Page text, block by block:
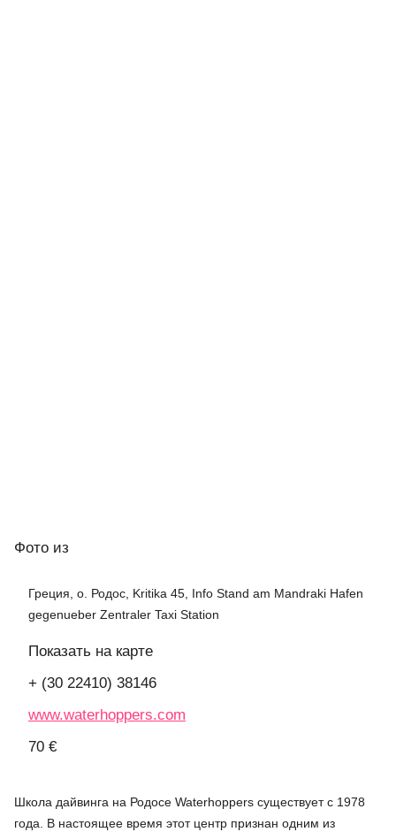
Фото из
Греция, о. Родос, Kritika 45, Info Stand am Mandraki Hafen
gegenueber Zentraler Taxi Station
Показать на карте
+ (30 22410) 38146
www.waterhoppers.com
70 €
Школа дайвинга на Родосе Waterhoppers существует с 1978
года. В настоящее время этот центр признан одним из